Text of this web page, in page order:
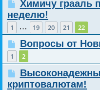
Химичу грааль
неделю!
1 … 19 20 21 22
Вопросы от
1 2
криптовалютам!